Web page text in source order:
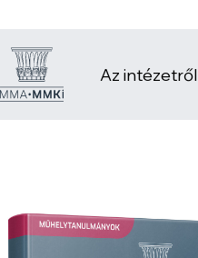
Az intézetről